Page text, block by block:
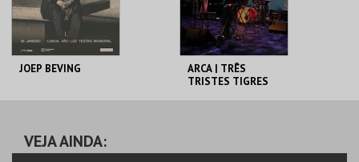
COMPRAR COMPRAR
JOEP BEVING
MUNICIPAL
ARCA | TRÊS
TRISTES TIGRES
VEJA AINDA: